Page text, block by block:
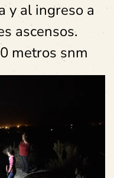
y al ingreso a
ascensos.
metros snm